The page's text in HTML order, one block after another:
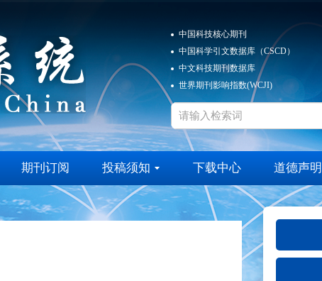
中国科技核心期刊
中国科学引文数据库（CSCD）
中文科技期刊数据库
世界期刊影响指数(WCJI)
期刊订阅 投稿须知 下载中心 道德声明